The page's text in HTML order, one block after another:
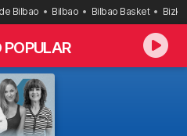
Bilbao Bilbao Bilbao Basket
POPULAR